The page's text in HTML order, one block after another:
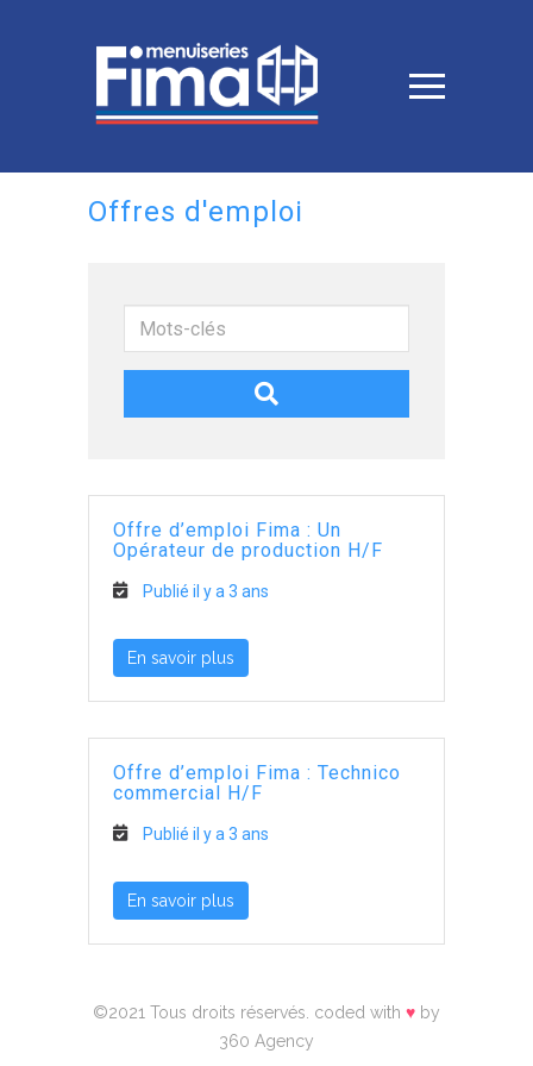
Offres d'emploi
clés
Offre d’emploi Fima : Un
Opérateur de production H/F
Publié il y a 3 ans
En savoir plus
Offre d’emploi Fima : Technico
commercial H/F
Publié il y a 3 ans
En savoir plus
©2021 Tous droits réservés. coded with ♥ by
360 Agency